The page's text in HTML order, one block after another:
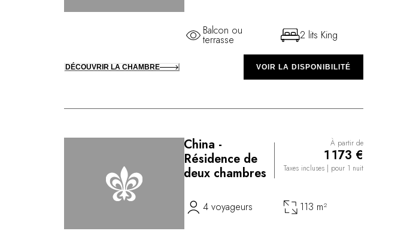
Balcon ou
terrasse 2 lits King
DÉCOUVRIR LA CHAMBRE VOIR LA DISPONIBILITÉ
China -
Résidence de
deux chambres
À partir de
1 173 €
Taxes incluses | pour 1 nuit
4 voyageurs 113 m²